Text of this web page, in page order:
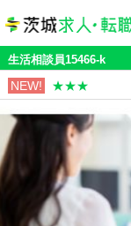
生活相談員15466-k
NEW! ★★★